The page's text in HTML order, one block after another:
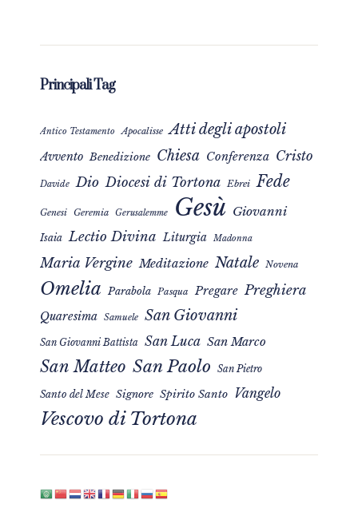
Principali Tag
Antico Testamento Apocalisse Atti degli apostoli
Avvento Benedizione Chiesa Conferenza Cristo
Davide Dio Diocesi di Tortona Ebrei Fede
Genesi Geremia Gerusalemme Gesù Giovanni
Isaia Lectio Divina Liturgia Madonna
Maria Vergine Meditazione Natale Novena
Omelia Parabola Pasqua Pregare Preghiera
Quaresima Samuele San Giovanni
San Giovanni Battista San Luca San Marco
San Matteo San Paolo San Pietro
Santo del Mese Signore Spirito Santo Vangelo
Vescovo di Tortona